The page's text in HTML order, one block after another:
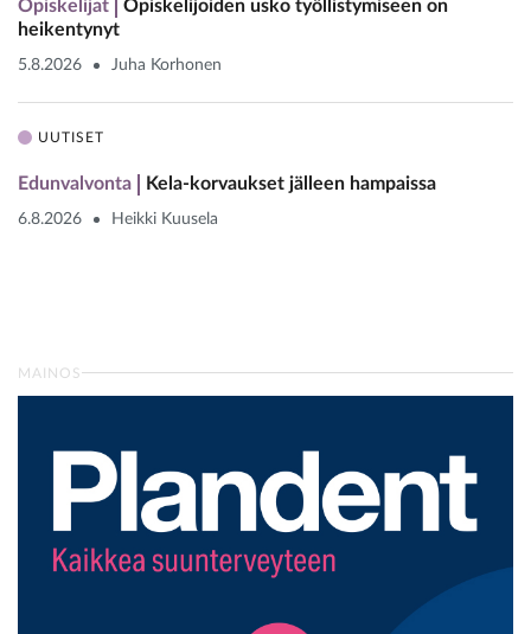
Opiskelijat
Opiskelijoiden usko työllistymiseen on
heikentynyt
5.8.2026 Juha Korhonen
UUTISET
Edunvalvonta Kela-korvaukset jälleen hampaissa
6.8.2026 Heikki Kuusela
MAINOS